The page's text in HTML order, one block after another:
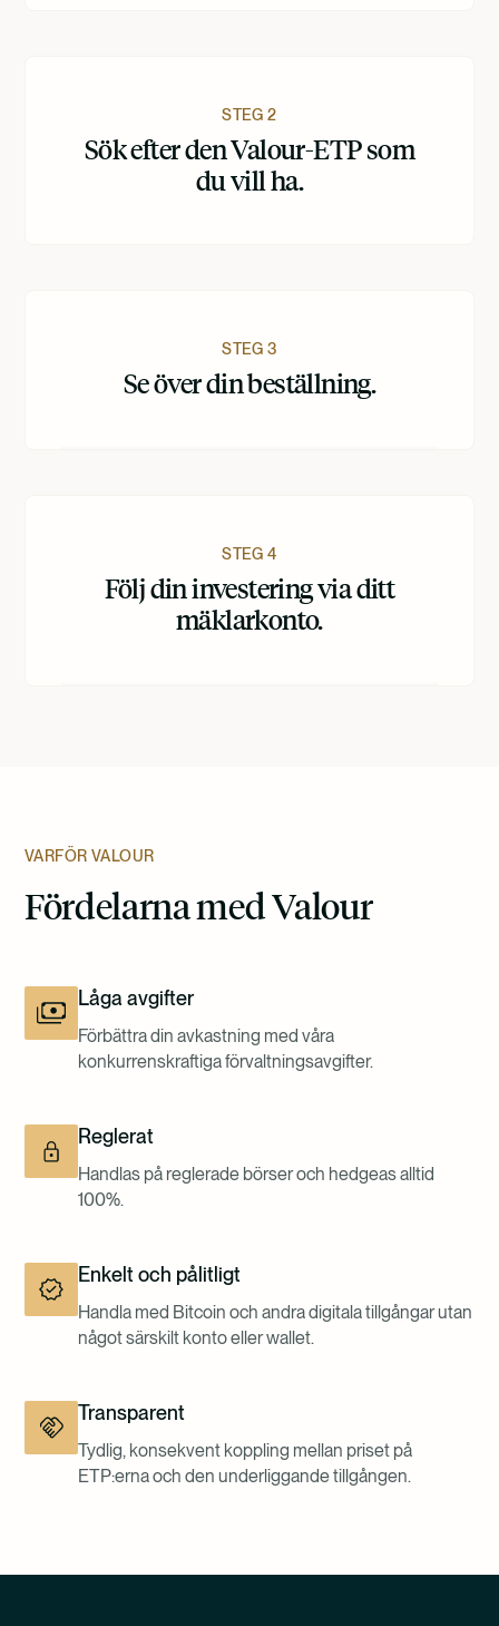
STEG 2
Sök efter den Valour-ETP som
du vill ha.
STEG 3
Se över din beställning.
STEG 4
Följ din investering via ditt
mäklarkonto.
VARFÖR VALOUR
Fördelarna med Valour
Låga avgifter
Förbättra din avkastning med våra
konkurrenskraftiga förvaltningsavgifter.
Reglerat
Handlas på reglerade börser och hedgeas alltid
100%.
Enkelt och pålitligt
Handla med Bitcoin och andra digitala tillgångar utan
något särskilt konto eller wallet.
Transparent
Tydlig, konsekvent koppling mellan priset på
ETP:erna och den underliggande tillgången.